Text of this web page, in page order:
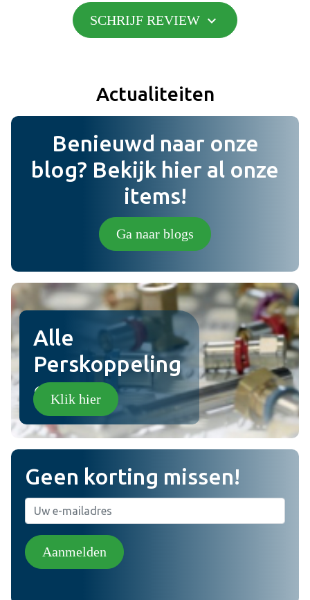
Foto (niet verplicht) (jpg,png).
Plaats review
SCHRIJF REVIEW expand_more
Actualiteiten
Benieuwd naar onze
blog? Bekijk hier al onze
items!
Ga naar blogs
Alle
Perskoppeling
en!Klik hier
Geen korting missen!
Aanmelden